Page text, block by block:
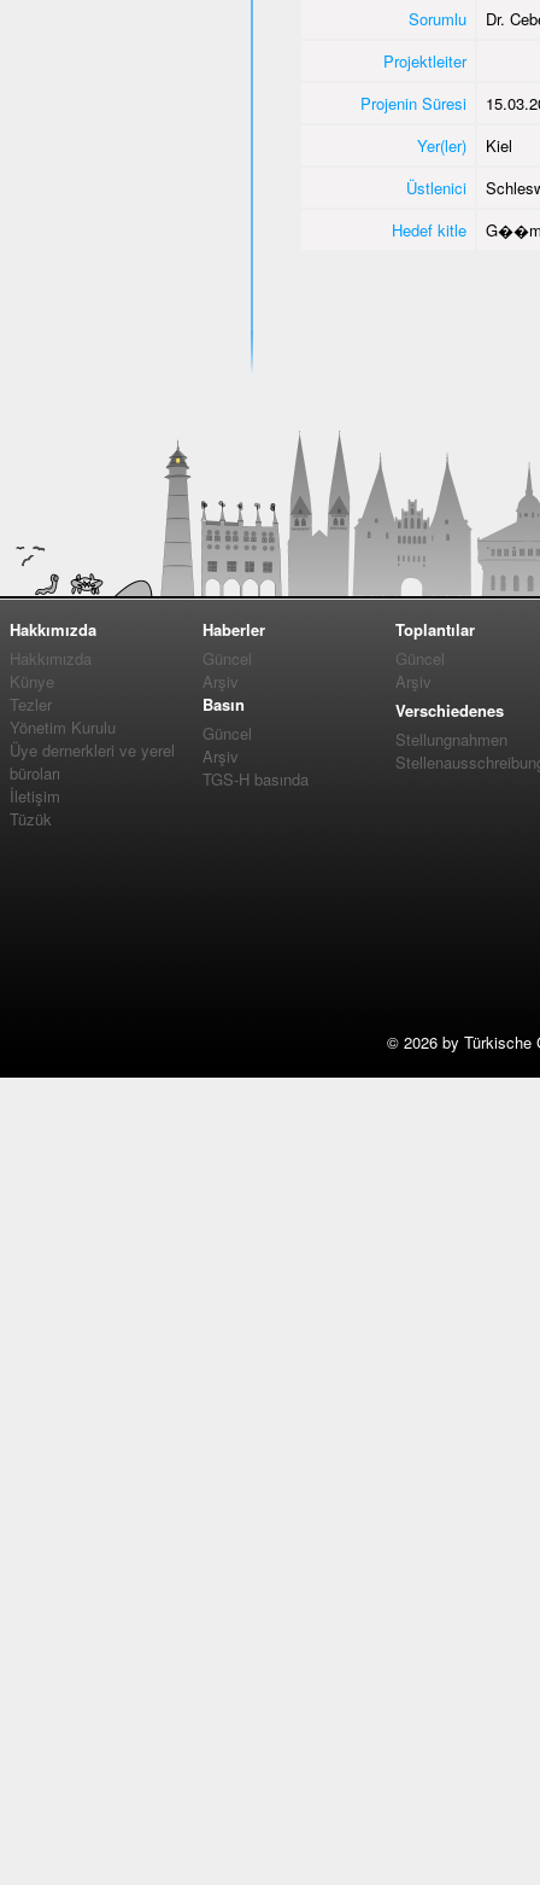
Sorumlu
Dr.
Projektleiter
Projenin Süresi
Yer(ler)
Kiel
Üstlenici
Hedef kitle
Hakkımızda
Hakkımızda
Künye
Tezler
Yönetim Kurulu
Üye dernerkleri ve yerel
büroları
İletişim
Tüzük
Haberler
Güncel
Arşiv
Basın
Güncel
Arşiv
TGS-H basında
Toplantılar
Güncel
Arşiv
Verschiedenes
Stellungnahmen
© 2026 by Türkische